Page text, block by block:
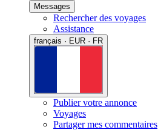
Messages
Rechercher des voyages
Assistance
français · EUR · FR
Publier votre annonce
Voyages
Partager mes commentaires